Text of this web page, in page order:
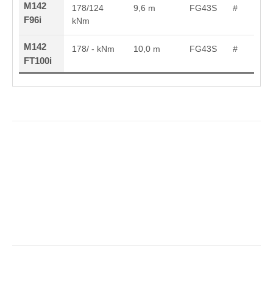
M142
F96i
178/124
kNm
9,6 m FG43S #
M142
FT100i
178/ - kNm 10,0 m FG43S #